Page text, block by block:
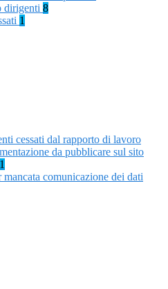
dirigenti 8
1
cessati dal rapporto di lavoro
da pubblicare sul sito
1
mancata comunicazione dei dati